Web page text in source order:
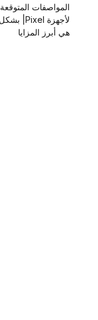
المواصفات المتوقعة
هي أبرز المزايا